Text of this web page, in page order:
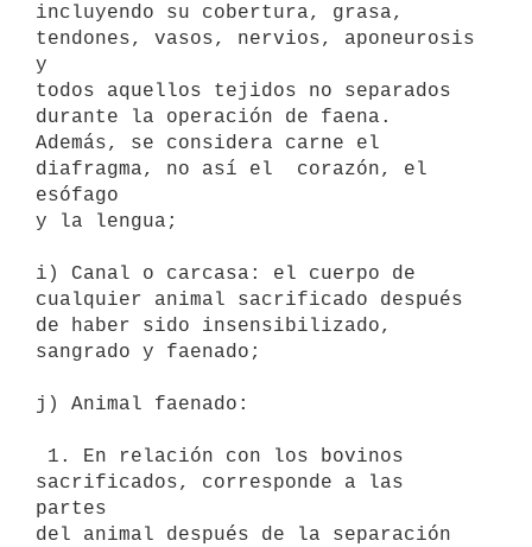
incluyendo su cobertura, grasa,
tendones, vasos, nervios, aponeurosis
y
todos aquellos tejidos no separados
durante la operación de faena.
Además, se considera carne el
diafragma, no así el  corazón, el
esófago
y la lengua;
i) Canal o carcasa: el cuerpo de
cualquier animal sacrificado después
de haber sido insensibilizado,
sangrado y faenado;
j) Animal faenado:
sacrificados, corresponde a las
partes
del animal después de la separación